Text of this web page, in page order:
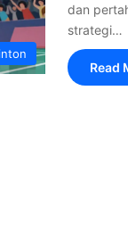
dan
strategi…
Read